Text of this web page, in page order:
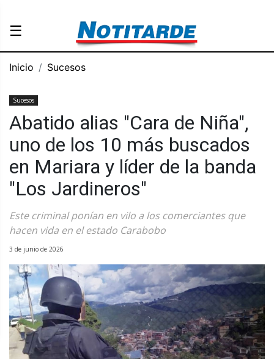
☰
Inicio Sucesos
Sucesos
Abatido alias "Cara de Niña",
uno de los 10 más buscados
en Mariara y líder de la banda
"Los Jardineros"
Este criminal ponían en vilo a los comerciantes que
hacen vida en el estado Carabobo
3 de junio de 2026